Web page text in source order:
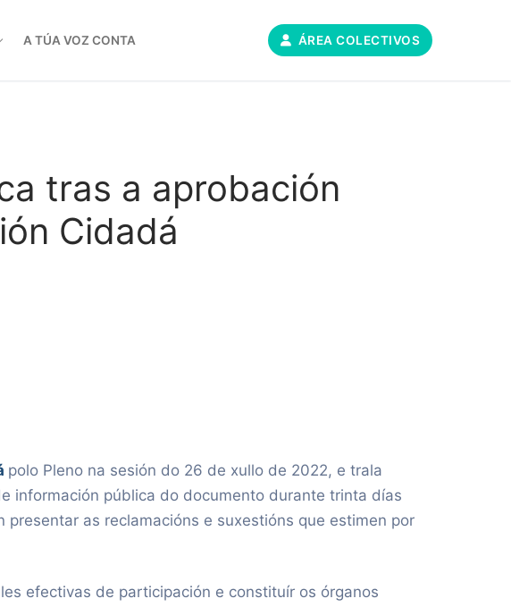
A TÚA VOZ CONTA ÁREA COLECTIVOS
tras a aprobación
Cidadá
polo Pleno na sesión do 26 de xullo de 2022, e trala
información pública do documento durante trinta días
as reclamacións e suxestións que estimen por
efectivas de participación e constituír os órganos